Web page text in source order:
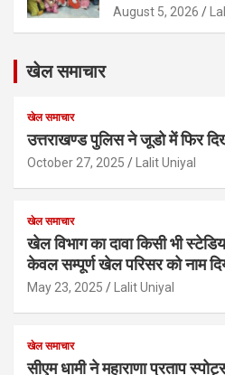
August 5, 2026
खेल समाचार
खेल समाचार
उत्तराखण्ड पुलिस ने जूडो में फिर
October 27, 2025 Lalit Uniyal
खेल समाचार
खेल विभाग का दावा किसी भी
केवल सम्पूर्ण खेल परिसर को नाम
May 23, 2025 Lalit Uniyal
खेल समाचार
सीएम धामी ने महाराणा प्रताप